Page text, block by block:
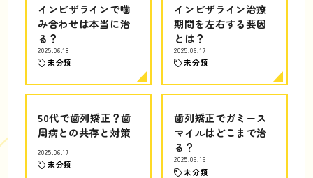
インビザラインで噛
み合わせは本当に治
る？
2025.06.18
未分類
インビザライン治療
期間を左右する要因
とは？
2025.06.17
未分類
50代で歯列矯正？歯
周病との共存と対策
2025.06.17
未分類
歯列矯正でガミース
マイルはどこまで治
る？
2025.06.16
未分類